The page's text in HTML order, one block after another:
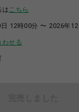
は こちら
12時00分 〜 2026年
わせる